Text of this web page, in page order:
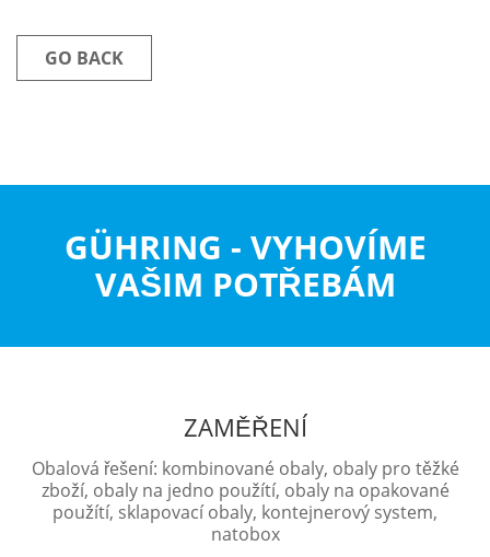
GO BACK
GÜHRING - VYHOVÍME
VAŠIM POTŘEBÁM
ZAMĚŘENÍ
Obalová řešení: kombinované obaly, obaly pro těžké
zboží, obaly na jedno použítí, obaly na opakované
použítí, sklapovací obaly, kontejnerový system,
natobox